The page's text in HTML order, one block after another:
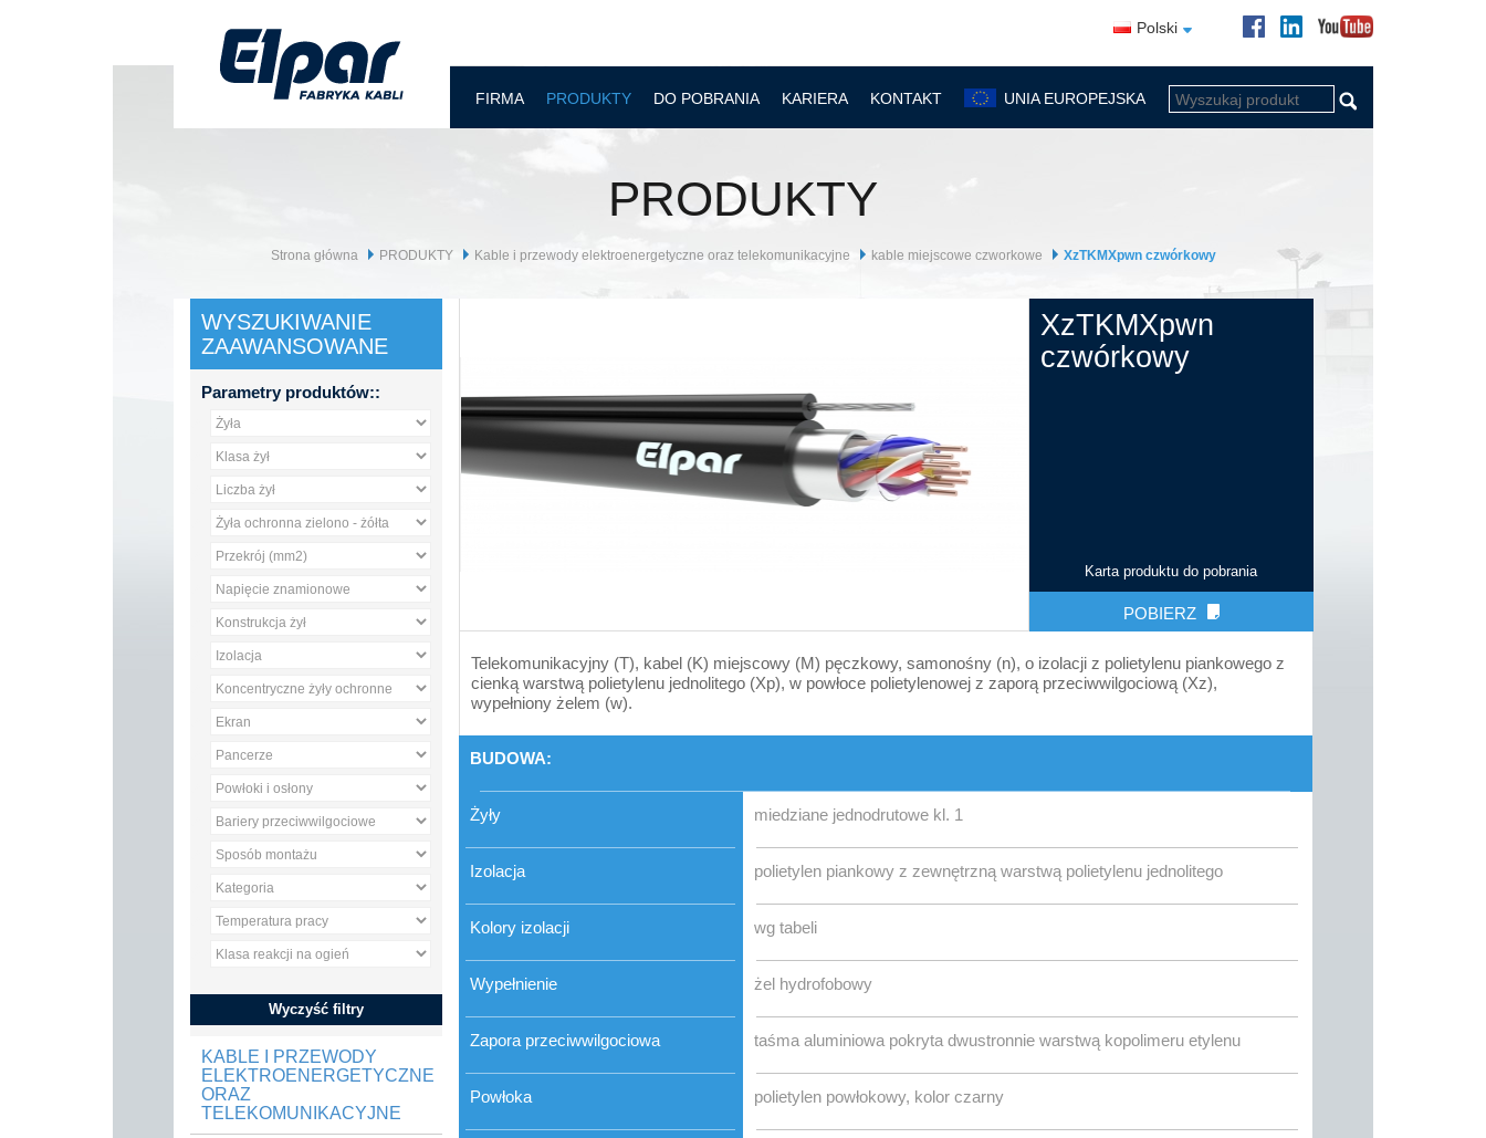
Polski
FIRMA PRODUKTY DO POBRANIA KARIERA KONTAKT UNIA EUROPEJSKA
PRODUKTY
Strona główna PRODUKTY Kable i przewody elektroenergetyczne oraz telekomunikacyjne kable miejscowe czworkowe XzTKMXpwn czwórkowy
WYSZUKIWANIE
ZAAWANSOWANE
Parametry produktów::
Wyczyść filtry
KABLE I PRZEWODY
ELEKTROENERGETYCZNE
ORAZ
TELEKOMUNIKACYJNE
XzTKMXpwn
czwórkowy
Karta produktu do pobrania
POBIERZ
Telekomunikacyjny (T), kabel (K) miejscowy (M) pęczkowy, samonośny (n), o izolacji z polietylenu piankowego z
cienką warstwą polietylenu jednolitego (Xp), w powłoce polietylenowej z zaporą przeciwwilgociową (Xz),
wypełniony żelem (w).
BUDOWA:
Żyły miedziane jednodrutowe kl. 1
Izolacja polietylen piankowy z zewnętrzną warstwą polietylenu jednolitego
Kolory izolacji wg tabeli
Wypełnienie żel hydrofobowy
Zapora przeciwwilgociowa taśma aluminiowa pokryta dwustronnie warstwą kopolimeru etylenu
Powłoka polietylen powłokowy, kolor czarny